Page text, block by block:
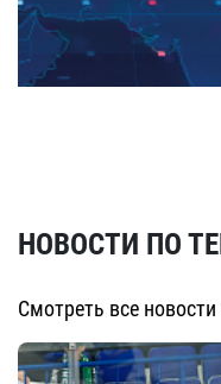
НОВОСТИ ПО
Смотреть все